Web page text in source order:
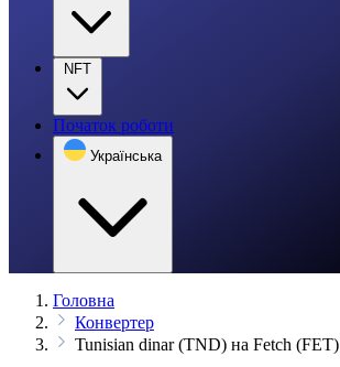
NFT
Початок роботи
Українська
Головна
Конвертер
Tunisian dinar (TND) на Fetch (FET)